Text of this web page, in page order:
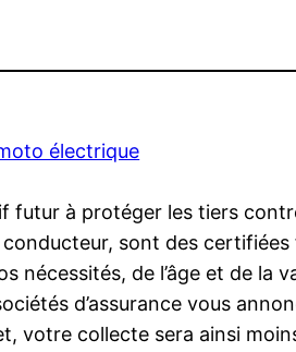
électrique
futur à protéger les tiers
sont des certifiées
nécessités, de l’âge et de la
d’assurance vous
votre collecte sera ainsi